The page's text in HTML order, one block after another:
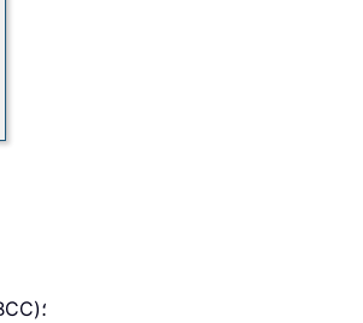
لتحديد مستلمي النسخة (CC) أو النسخة المخفية (BCC)؛